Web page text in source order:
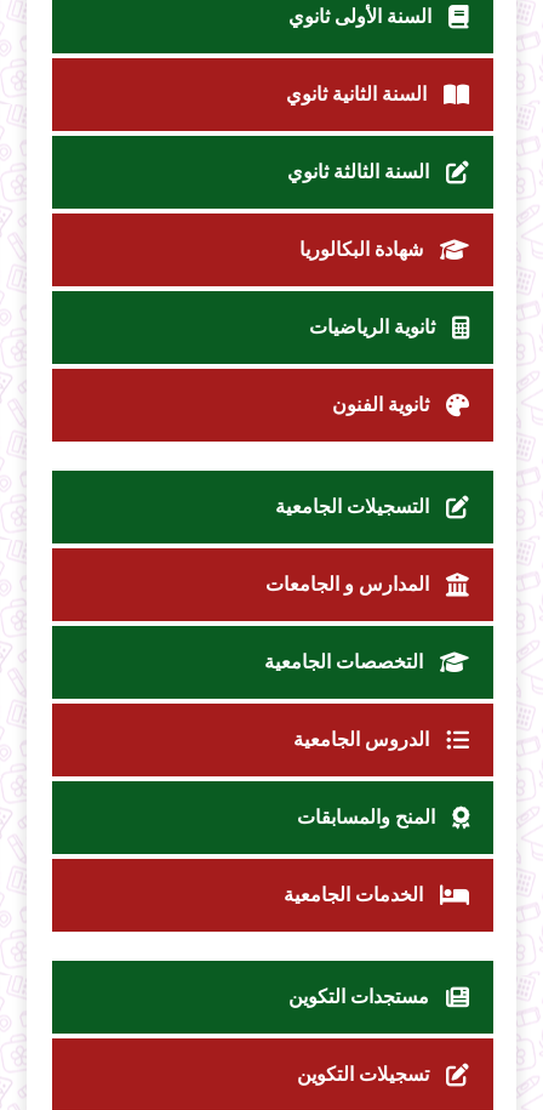
السنة الأولى ثانوي
السنة الثانية ثانوي
السنة الثالثة ثانوي
شهادة البكالوريا
ثانوية الرياضيات
ثانوية الفنون
التسجيلات الجامعية
المدارس و الجامعات
التخصصات الجامعية
الدروس الجامعية
المنح والمسابقات
الخدمات الجامعية
مستجدات التكوين
تسجيلات التكوين